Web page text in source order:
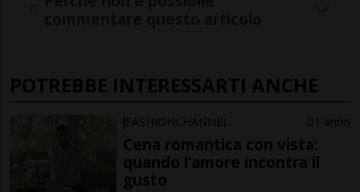
POTREBBE INTERESSARTI ANCHE
FASHIONCHANNEL 1 anno
Cena romantica con vista:
quando l’amore incontra il
gusto